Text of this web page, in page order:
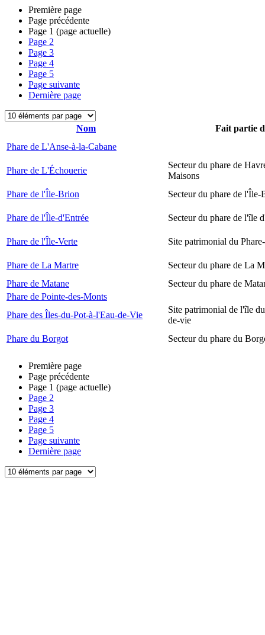
Première page
Page précédente
Page 1 (page actuelle)
Page 2
Page 3
Page 4
Page 5
Page suivante
Dernière page
Nom
Fait partie
Phare de L'Anse-à-la-Cabane
Phare de L'Échouerie
Secteur du phare de
Maisons
Phare de l'Île-Brion
Secteur du phare de l'Île-
Phare de l'Île-d'Entrée Secteur du phare de l'île
Phare de l'Île-Verte Site patrimonial du
Phare de La Martre
Secteur du phare de La
Phare de Matane
Secteur du phare de
Phare de Pointe-des-Monts
Phare des Îles-du-Pot-à-l'Eau-de-Vie
Site patrimonial de l'île
de-vie
Phare du Borgot
Secteur du phare du
Première page
Page précédente
Page 1 (page actuelle)
Page 2
Page 3
Page 4
Page 5
Page suivante
Dernière page